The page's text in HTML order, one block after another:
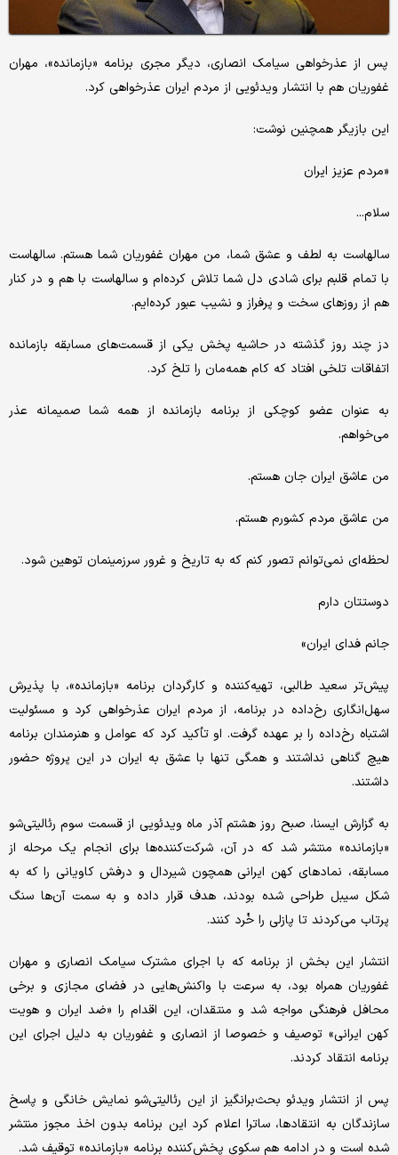
پس از عذرخواهی سیامک انصاری، دیگر مجری برنامه «بازمانده»، مهران
غفوریان هم با انتشار ویدئویی از مردم ایران عذرخواهی کرد.
این بازیگر همچنین نوشت:
«مردم عزیز ایران
سلام...
سالهاست به لطف و عشق شما، من مهران غفوریان شما هستم. سالهاست
با تمام قلبم برای شادی دل شما تلاش کرده‌ام و سالهاست با هم و در کنار
هم از روزهای سخت و پرفراز و نشیب عبور کرده‌ایم.
دز چند روز گذشته در حاشیه پخش یکی از قسمت‌های مسابقه بازمانده
اتفاقات تلخی افتاد که کام همه‌مان را تلخ کرد.
به عنوان عضو کوچکی از برنامه بازمانده از همه شما صمیمانه عذر
می‌خواهم.
من عاشق ایران جان هستم.
من عاشق مردم کشورم هستم.
لحظه‌ای نمی‌توانم تصور کنم که به تاریخ و غرور سرزمینمان توهین شود.
دوستتان دارم
جانم فدای ایران»
پیش‌تر سعید طالبی، تهیه‌کننده و کارگردان برنامه «بازمانده»، با پذیرش
سهل‌انگاری رخ‌داده در برنامه، از مردم ایران عذرخواهی کرد و مسئولیت
اشتباه رخ‌داده را بر عهده گرفت. او تأکید کرد که عوامل و هنرمندان برنامه
هیچ گناهی نداشتند و همگی تنها با عشق به ایران در این پروژه حضور
داشتند.
به گزارش ایسنا، صبح روز هشتم آذر ماه ویدئویی از قسمت سوم رئالیتی‌شو
«بازمانده» منتشر شد که در آن، شرکت‌کننده‌ها برای انجام یک مرحله از
مسابقه، نمادهای کهن ایرانی همچون شیردال و درفش کاویانی را که به
شکل سیبل طراحی شده‌ بودند، هدف قرار داده و به سمت آن‌ها سنگ
پرتاب می‌کردند تا پازلی را خُرد کنند.
انتشار این بخش از برنامه که با اجرای مشترک سیامک انصاری و مهران
غفوریان همراه بود، به سرعت با واکنش‌هایی در فضای مجازی و برخی
محافل فرهنگی مواجه شد و منتقدان، این اقدام را «ضد ایران و هویت
کهن ایرانی» توصیف و خصوصا از انصاری و غفوریان به دلیل اجرای این
برنامه انتقاد کردند.
پس از انتشار ویدئو بحث‌برانگیز از این رئالیتی‌شو نمایش خانگی و پاسخ
سازندگان به انتقادها، ساترا اعلام کرد این برنامه بدون اخذ مجوز منتشر
شده است و در ادامه هم سکوی پخش‌کننده برنامه «بازمانده» توقیف شد.